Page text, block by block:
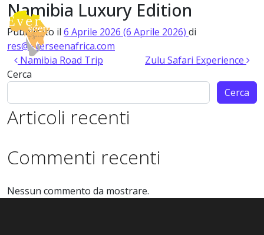
Vai al contenuto
Navigazione principale
Namibia Luxury Edition
Pubblicato il 6 Aprile 2026 (6 Aprile 2026) di
res@everseenafrica.com
Navigazione articoli
Namibia Road Trip
Zulu Safari Experience
Cerca
Cerca
Articoli recenti
Commenti recenti
Nessun commento da mostrare.